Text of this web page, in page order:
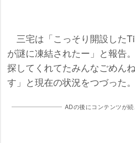
三宅は「こっそり開設した
が謎に凍結されたー」と報告
探してくれてたみんなごめん
す」と現在の状況をつづった。
ADの後にコンテンツが